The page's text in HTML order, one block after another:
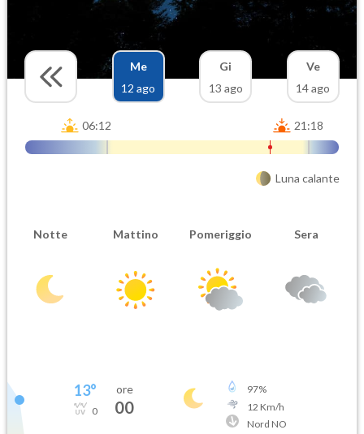
Me
12 ago
Gi
13 ago
Ve
14 ago
06:12 21:18
Luna calante
Notte Mattino Pomeriggio Sera
13°
0
ore
00
97%
12 Km/h
Nord NO